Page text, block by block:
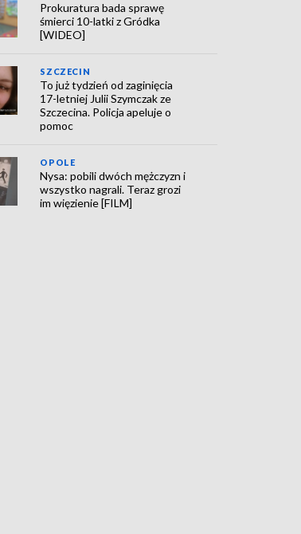
Prokuratura bada sprawę
śmierci 10-latki z Gródka
[WIDEO]
SZCZECIN
To już tydzień od zaginięcia
17-letniej Julii Szymczak ze
Szczecina. Policja apeluje o
pomoc
OPOLE
Nysa: pobili dwóch mężczyzn i
wszystko nagrali. Teraz grozi
im więzienie [FILM]